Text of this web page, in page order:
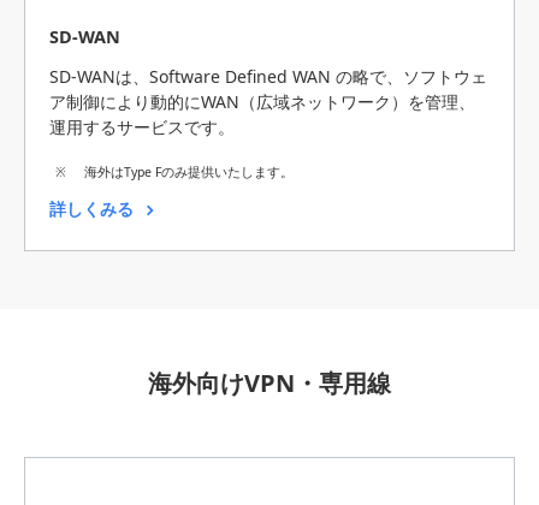
SD-WAN
SD-WANは、Software Defined WAN の略で、ソフトウェ
ア制御により動的にWAN（広域ネットワーク）を管理、
運用するサービスです。
海外はType Fのみ提供いたします。
詳しくみる
海外向けVPN・専用線